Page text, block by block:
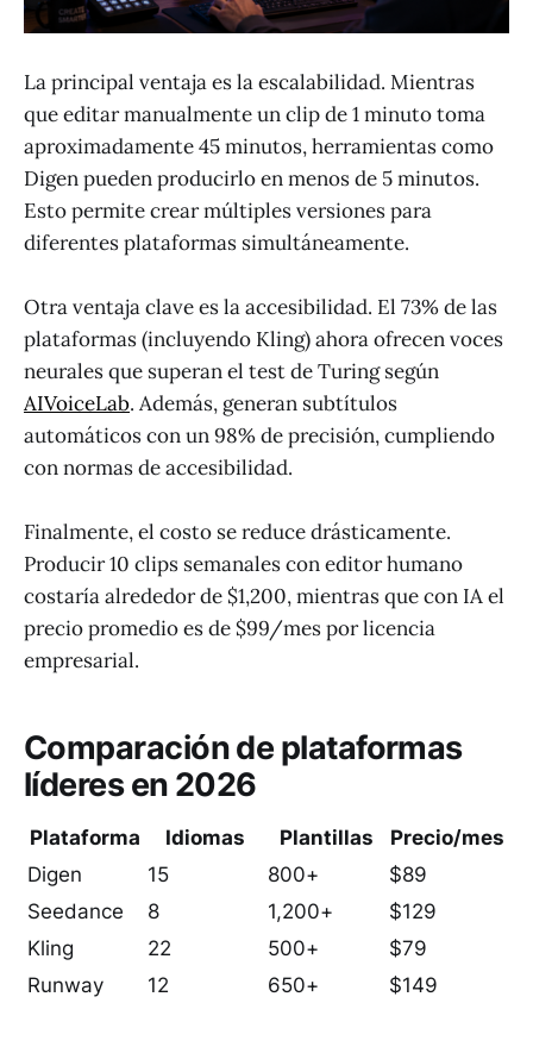
La principal ventaja es la escalabilidad. Mientras
que editar manualmente un clip de 1 minuto toma
aproximadamente 45 minutos, herramientas como
Digen pueden producirlo en menos de 5 minutos.
Esto permite crear múltiples versiones para
diferentes plataformas simultáneamente.
Otra ventaja clave es la accesibilidad. El 73% de las
plataformas (incluyendo Kling) ahora ofrecen voces
neurales que superan el test de Turing según
AIVoiceLab. Además, generan subtítulos
automáticos con un 98% de precisión, cumpliendo
con normas de accesibilidad.
Finalmente, el costo se reduce drásticamente.
Producir 10 clips semanales con editor humano
costaría alrededor de $1,200, mientras que con IA el
precio promedio es de $99/mes por licencia
empresarial.
Comparación de plataformas
líderes en 2026
Plataforma Idiomas Plantillas
Precio/mes
Digen
15 800+
$89
Seedance
8 1,200+
$129
Kling
22 500+
$79
Runway
12 650+ $149